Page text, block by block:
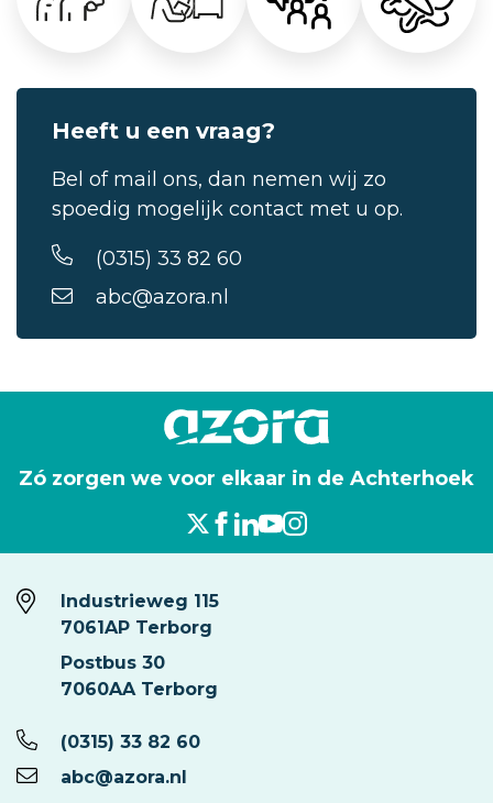
Heeft u een vraag?
Bel of mail ons, dan nemen wij zo
spoedig mogelijk contact met u op.
(0315) 33 82 60
abc@azora.nl
Zó zorgen we voor elkaar in de Achterhoek
Industrieweg 115
7061AP Terborg
Postbus 30
7060AA Terborg
(0315) 33 82 60
abc@azora.nl